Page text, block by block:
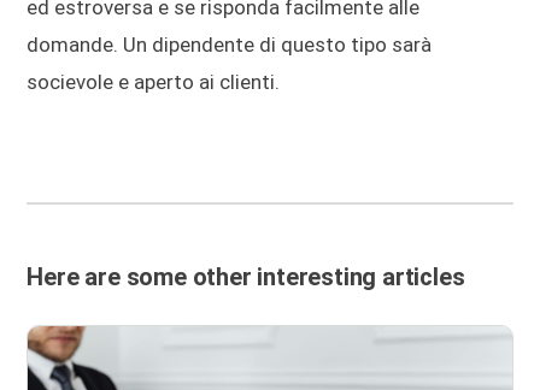
ed estroversa e se risponda facilmente alle
domande. Un dipendente di questo tipo sarà
socievole e aperto ai clienti.
Here are some other interesting articles